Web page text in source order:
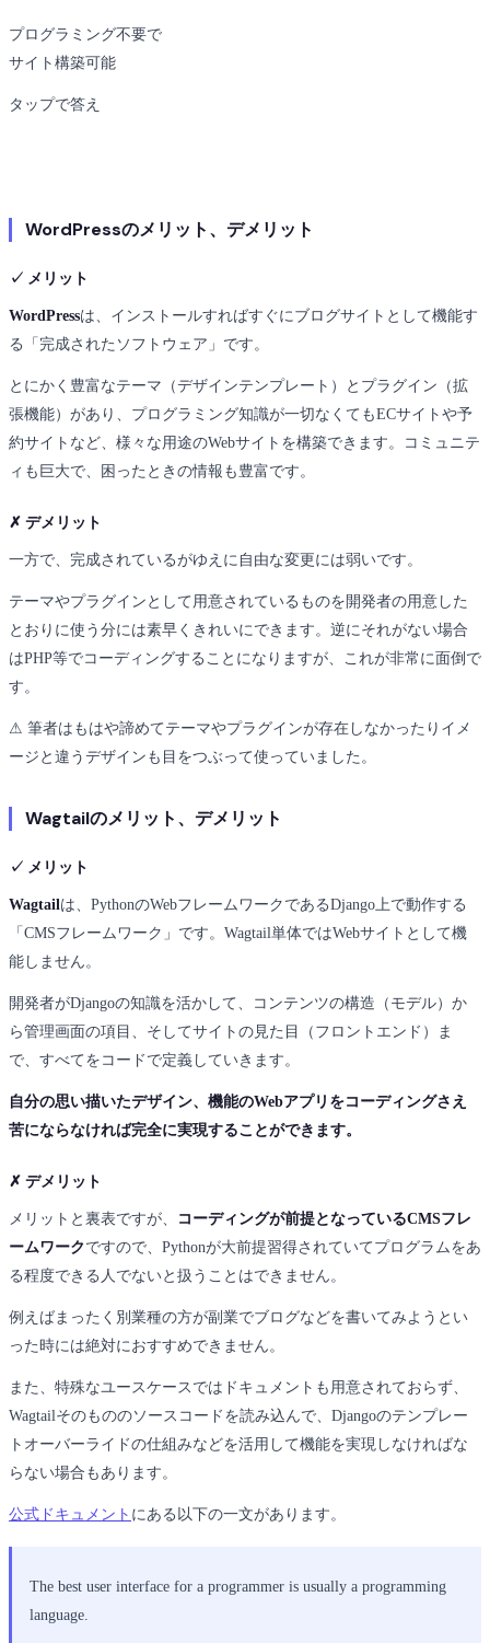
プログラミング不要で
サイト構築可能
タップで答え
WordPressのメリット、デメリット
✓ メリット
WordPressは、インストールすればすぐにブログサイトとして機能す
る「完成されたソフトウェア」です。
とにかく豊富なテーマ（デザインテンプレート）とプラグイン（拡
張機能）があり、プログラミング知識が一切なくてもECサイトや予
約サイトなど、様々な用途のWebサイトを構築できます。コミュニテ
ィも巨大で、困ったときの情報も豊富です。
✗ デメリット
一方で、完成されているがゆえに自由な変更には弱いです。
テーマやプラグインとして用意されているものを開発者の用意した
とおりに使う分には素早くきれいにできます。逆にそれがない場合
はPHP等でコーディングすることになりますが、これが非常に面倒で
す。
⚠ 筆者はもはや諦めてテーマやプラグインが存在しなかったりイメ
ージと違うデザインも目をつぶって使っていました。
Wagtailのメリット、デメリット
✓ メリット
Wagtail は、PythonのWebフレームワークであるDjango上で動作する
「CMSフレームワーク」です。Wagtail単体ではWebサイトとして機
能しません。
開発者がDjangoの知識を活かして、コンテンツの構造（モデル）か
ら管理画面の項目、そしてサイトの見た目（フロントエンド）ま
で、すべてをコードで定義していきます。
自分の思い描いたデザイン、機能のWebアプリをコーディングさえ
苦にならなければ完全に実現することができます。
✗ デメリット
メリットと裏表ですが、
コーディングが前提となっているCMSフレ
ームワーク ですので、Pythonが大前提習得されていてプログラムをあ
る程度できる人でないと扱うことはできません。
例えばまったく別業種の方が副業でブログなどを書いてみようとい
った時には絶対におすすめできません。
また、特殊なユースケースではドキュメントも用意されておらず、
Wagtailそのもののソースコードを読み込んで、Djangoのテンプレー
トオーバーライドの仕組みなどを活用して機能を実現しなければな
らない場合もあります。
公式ドキュメント にある以下の一文があります。
The best user interface for a programmer is usually a programming
language.